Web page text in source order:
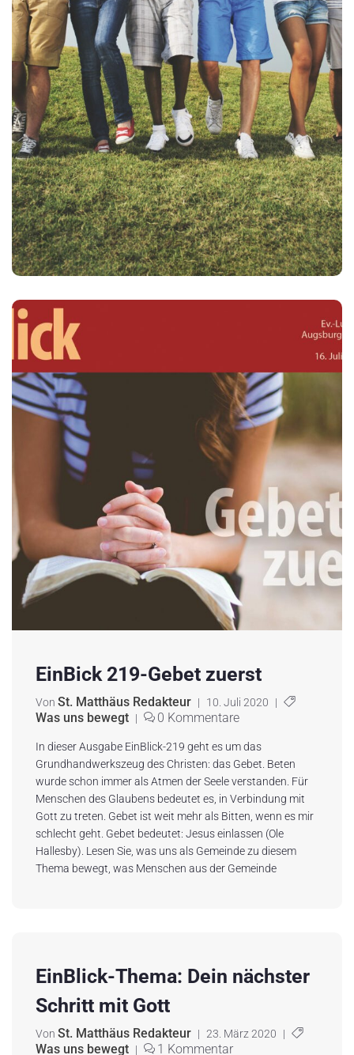
EinBick 219-Gebet zuerst
Von St. Matthäus Redakteur | 10. Juli 2020 |
Was uns bewegt | 0 Kommentare
In dieser Ausgabe EinBlick-219 geht es um das
Grundhandwerkszeug des Christen: das Gebet. Beten
wurde schon immer als Atmen der Seele verstanden. Für
Menschen des Glaubens bedeutet es, in Verbindung mit
Gott zu treten. Gebet ist weit mehr als Bitten, wenn es mir
schlecht geht. Gebet bedeutet: Jesus einlassen (Ole
Hallesby). Lesen Sie, was uns als Gemeinde zu diesem
Thema bewegt, was Menschen aus der Gemeinde
EinBlick-Thema: Dein nächster
Schritt mit Gott
Von St. Matthäus Redakteur | 23. März 2020 |
Was uns bewegt | 1 Kommentar